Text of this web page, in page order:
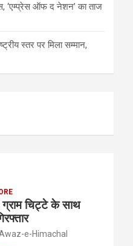
‘एम्प्रेस ऑफ द नेशन’ का ताज
स्तर पर मिला सम्मान,
चिट्टे के साथ
e-Himachal